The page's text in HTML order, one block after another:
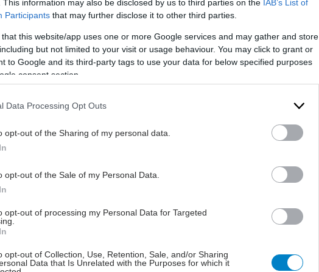
This information may also be disclosed by us to third parties on the IAB’s List of
Participants that may further disclose it to other third parties.
that this website/app uses one or more Google services and may gather and store
but not limited to your visit or usage behaviour. You may click to grant or
to Google and its third-party tags to use your data for below specified purposes
consent section.
Data Processing Opt Outs
opt-out of the Sharing of my personal data.
opt-out of the Sale of my Personal Data.
opt-out of processing my Personal Data for Targeted
opt-out of Collection, Use, Retention, Sale, and/or Sharing
Data that Is Unrelated with the Purposes for which it
πρωτεΐνης σε έρευνες που έγιναν σε ανθρώπινο
λάμβαναν sildenafil ήταν λιγότερο πιθανό να
Alzheimer σε σχέση με όσους δεν λάμβαναν το
βάση προσωπικά ιατρικά στοιχεία 6 ετών που
αλλά χρειάζονται νέες έρευνες.
το iatronet.gr στο Discover